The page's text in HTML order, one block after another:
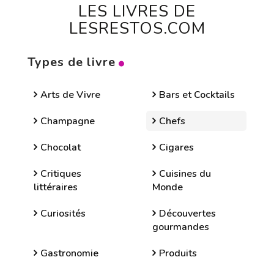
LES LIVRES DE
LESRESTOS.COM
Types de livre
Arts de Vivre
Bars et Cocktails
Champagne
Chefs
Chocolat
Cigares
Critiques
littéraires
Cuisines du
Monde
Curiosités
Découvertes
gourmandes
Gastronomie
Produits